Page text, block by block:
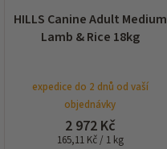
HILLS Canine Adult Medium
Lamb & Rice 18kg
expedice do 2 dnů od vaší
objednávky
2 972 Kč
Měrná
165,11 Kč / 1 kg